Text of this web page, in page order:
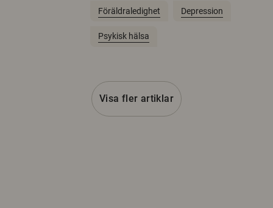
Föräldraledighet Depression
Psykisk hälsa
Visa fler artiklar